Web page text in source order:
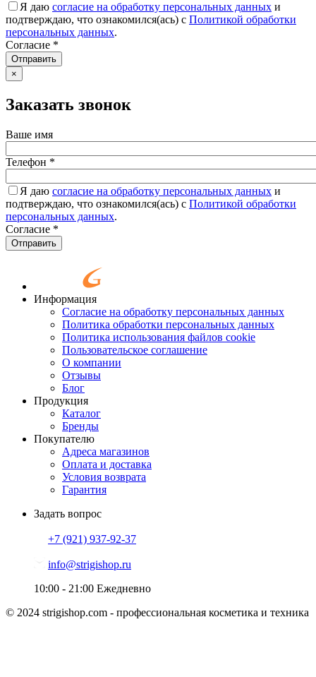
Я даю согласие на обработку персональных данных и
подтверждаю, что ознакомился(ась) с Политикой обработки
персональных данных.
Согласие *
Отправить
×
Заказать звонок
Ваше имя
Телефон *
Я даю согласие на обработку персональных данных и
подтверждаю, что ознакомился(ась) с Политикой обработки
персональных данных.
Согласие *
Отправить
Информация
Согласие на обработку персональных данных
Политика обработки персональных данных
Политика использования файлов cookie
Пользовательское соглашение
О компании
Отзывы
Блог
Продукция
Каталог
Бренды
Покупателю
Адреса магазинов
Оплата и доставка
Условия возврата
Гарантия
Задать вопрос
+7 (921) 937-92-37
info@strigishop.ru
10:00 - 21:00 Ежедневно
© 2024 strigishop.com - профессиональная косметика и техника